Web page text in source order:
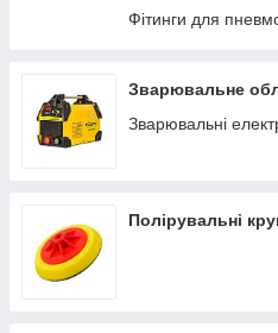
Фітинги для
Зварювальне
Зварювальні
Полірувальні